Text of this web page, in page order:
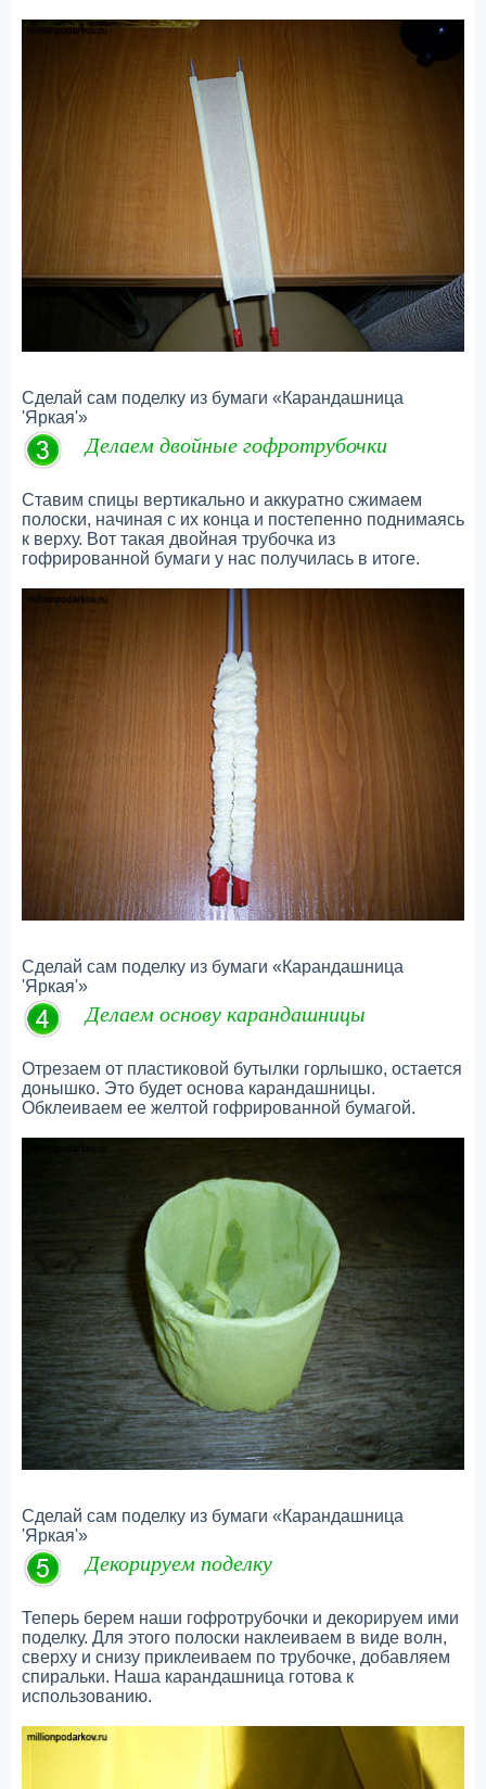
Сделай сам поделку из бумаги «Карандашница
'Яркая'»
Делаем двойные гофротрубочки
Ставим спицы вертикально и аккуратно сжимаем
полоски, начиная с их конца и постепенно поднимаясь
к верху. Вот такая двойная трубочка из
гофрированной бумаги у нас получилась в итоге.
Сделай сам поделку из бумаги «Карандашница
'Яркая'»
Делаем основу карандашницы
Отрезаем от пластиковой бутылки горлышко, остается
донышко. Это будет основа карандашницы.
Обклеиваем ее желтой гофрированной бумагой.
Сделай сам поделку из бумаги «Карандашница
'Яркая'»
Декорируем поделку
Теперь берем наши гофротрубочки и декорируем ими
поделку. Для этого полоски наклеиваем в виде волн,
сверху и снизу приклеиваем по трубочке, добавляем
спиральки. Наша карандашница готова к
использованию.